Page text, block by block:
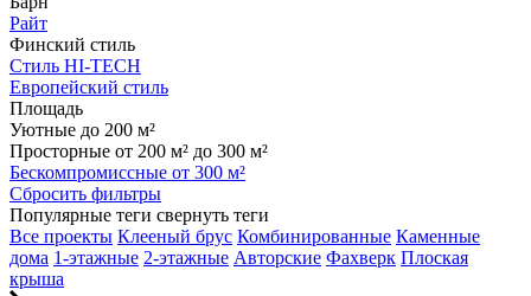
Райт
Финский стиль
Стиль HI-TECH
Европейский стиль
Площадь
Уютные до 200 м²
Просторные от 200 м² до 300 м²
Бескомпромиссные от 300 м²
Сбросить фильтры
Популярные теги свернуть теги
Все проекты Клееный брус Комбинированные Каменные
дома 1-этажные 2-этажные Авторские Фахверк Плоская
крыша